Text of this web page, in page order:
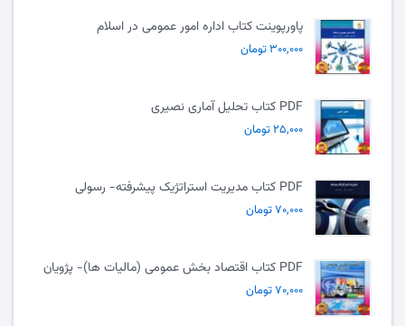
پاورپوینت کتاب اداره امور عمومی در اسلام
۳۰۰,۰۰۰ تومان
PDF کتاب تحلیل آماری نصیری
۲۵,۰۰۰ تومان
PDF کتاب مدیریت استراتژیک پیشرفته- رسولی
۷۰,۰۰۰ تومان
PDF کتاب اقتصاد بخش عمومی (مالیات ها)- پژویان
۷۰,۰۰۰ تومان